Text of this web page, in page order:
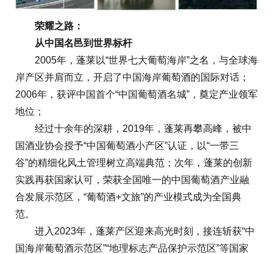
荣耀之路：
从中国名邑到世界标杆
2005年，蓬莱以“世界七大葡萄海岸”之名，与全球海
岸产区并肩而立，开启了中国海岸葡萄酒的国际对话；
2006年，获评中国首个“中国葡萄酒名城”，奠定产业领军
地位；
经过十余年的深耕，2019年，蓬莱再攀高峰，被中
国酒业协会授予“中国葡萄酒小产区”认证，以“一带三
谷”的精细化风土管理树立高端典范；次年，蓬莱的创新
实践再获国家认可，荣获全国唯一的中国葡萄酒产业融
合发展示范区，“葡萄酒+文旅”的产业模式成为全国典
范。
进入2023年，蓬莱产区迎来高光时刻，接连斩获“中
国海岸葡萄酒示范区”“地理标志产品保护示范区”等国家